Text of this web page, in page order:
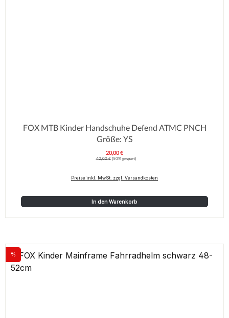
FOX MTB Kinder Handschuhe Defend ATMC PNCH
Größe: YS
Verkaufspreis:
20,00 €
Regulärer Preis:
40,00 € (50% gespart)
Preise inkl. MwSt. zzgl. Versandkosten
In den Warenkorb
Rabatt
%